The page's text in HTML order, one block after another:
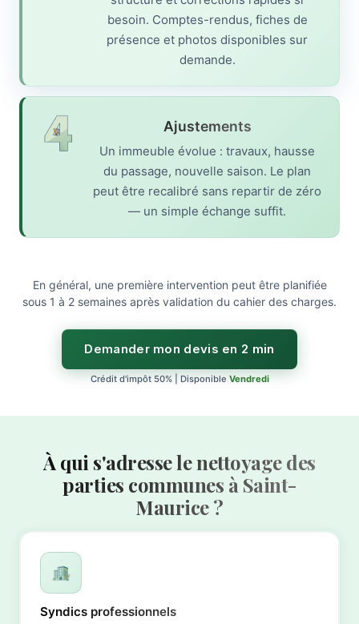
besoin. Comptes-rendus, fiches de
présence et photos disponibles sur
demande.
Ajustements
Un immeuble évolue : travaux, hausse
du passage, nouvelle saison. Le plan
peut être recalibré sans repartir de zéro
— un simple échange suffit.
En général, une première intervention peut être planifiée
sous 1 à 2 semaines après validation du cahier des charges.
Demander mon devis en 2 min
Crédit d'impôt 50% | Disponible Vendredi
À qui s'adresse le nettoyage des
parties communes à Saint-
Maurice ?
Syndics professionnels